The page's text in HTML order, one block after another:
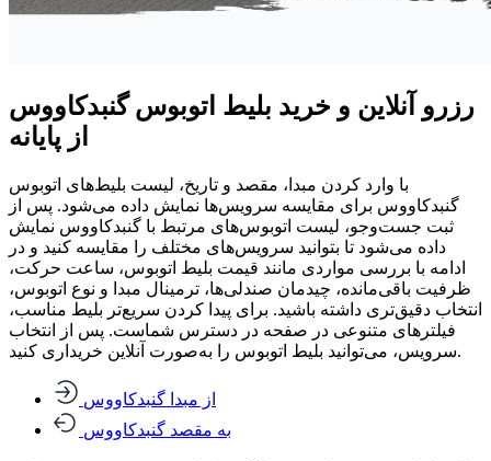
رزرو آنلاین و خرید بلیط اتوبوس گنبدکاووس
از پایانه
با وارد کردن مبدا، مقصد و تاریخ، لیست بلیط‌های اتوبوس
گنبدکاووس برای مقایسه سرویس‌ها نمایش داده می‌شود. پس از
ثبت جست‌وجو، لیست اتوبوس‌های مرتبط با گنبدکاووس نمایش
داده می‌شود تا بتوانید سرویس‌های مختلف را مقایسه کنید و در
ادامه با بررسی مواردی مانند قیمت بلیط اتوبوس، ساعت حرکت،
ظرفیت باقی‌مانده، چیدمان صندلی‌ها، ترمینال مبدا و نوع اتوبوس،
انتخاب دقیق‌تری داشته باشید. برای پیدا کردن سریع‌تر بلیط مناسب،
فیلترهای متنوعی در صفحه در دسترس شماست. پس از انتخاب
سرویس، می‌توانید بلیط اتوبوس را به‌صورت آنلاین خریداری کنید.
از مبدا گنبدکاووس
به مقصد گنبدکاووس